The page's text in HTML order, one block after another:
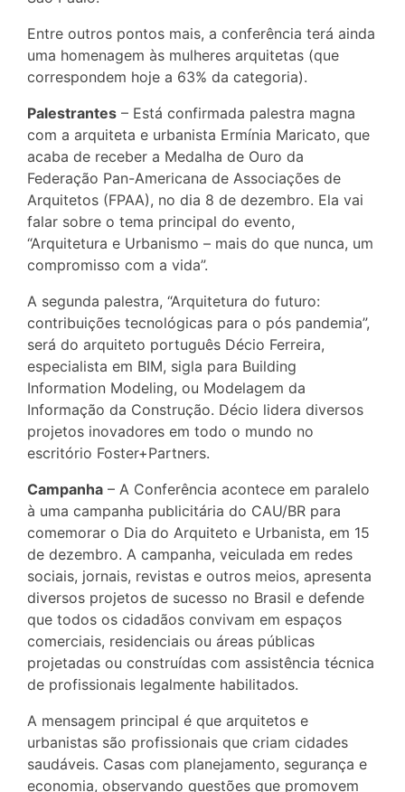
Entre outros pontos mais, a conferência terá ainda
uma homenagem às mulheres arquitetas (que
correspondem hoje a 63% da categoria).
Palestrantes – Está confirmada palestra magna
com a arquiteta e urbanista Ermínia Maricato, que
acaba de receber a Medalha de Ouro da
Federação Pan-Americana de Associações de
Arquitetos (FPAA), no dia 8 de dezembro. Ela vai
falar sobre o tema principal do evento,
“Arquitetura e Urbanismo – mais do que nunca, um
compromisso com a vida”.
A segunda palestra, “Arquitetura do futuro:
contribuições tecnológicas para o pós pandemia”,
será do arquiteto português Décio Ferreira,
especialista em BIM, sigla para Building
Information Modeling, ou Modelagem da
Informação da Construção. Décio lidera diversos
projetos inovadores em todo o mundo no
escritório Foster+Partners.
Campanha – A Conferência acontece em paralelo
à uma campanha publicitária do CAU/BR para
comemorar o Dia do Arquiteto e Urbanista, em 15
de dezembro. A campanha, veiculada em redes
sociais, jornais, revistas e outros meios, apresenta
diversos projetos de sucesso no Brasil e defende
que todos os cidadãos convivam em espaços
comerciais, residenciais ou áreas públicas
projetadas ou construídas com assistência técnica
de profissionais legalmente habilitados.
A mensagem principal é que arquitetos e
urbanistas são profissionais que criam cidades
saudáveis. Casas com planejamento, segurança e
economia, observando questões que promovem